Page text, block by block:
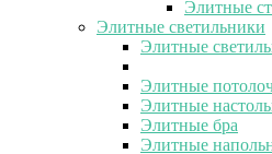
Элитные
Элитные светильники
Элитные
Элитные
Элитные
Элитные бра
Элитные